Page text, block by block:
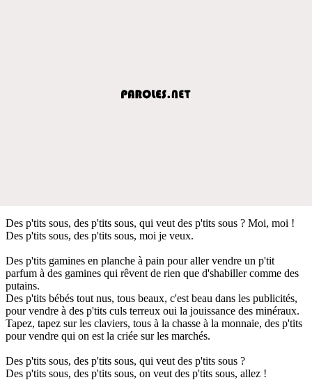
Des p'tits sous, des p'tits sous, qui veut des p'tits sous ? Moi, moi !
Des p'tits sous, des p'tits sous, moi je veux.
Des p'tits gamines en planche à pain pour aller vendre un p'tit
parfum à des gamines qui rêvent de rien que d'shabiller comme des
putains.
Des p'tits bébés tout nus, tous beaux, c'est beau dans les publicités,
pour vendre à des p'tits culs terreux oui la jouissance des minéraux.
Tapez, tapez sur les claviers, tous à la chasse à la monnaie, des p'tits
pour vendre qui on est la criée sur les marchés.
Des p'tits sous, des p'tits sous, qui veut des p'tits sous ?
Des p'tits sous, des p'tits sous, on veut des p'tits sous, allez !